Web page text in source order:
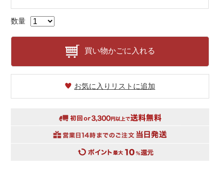
数量
買い物かごに入れる
お気に入りリストに追加